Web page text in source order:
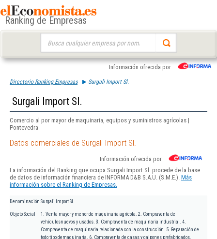
Ranking de Empresas
Información ofrecida por
Directorio Ranking Empresas Surgali Import Sl.
Surgali Import Sl.
Comercio al por mayor de maquinaria, equipos y suministros agrícolas |
Pontevedra
Datos comerciales de Surgali Import Sl.
Información ofrecida por
La información del Ranking que ocupa Surgali Import Sl. procede de la base
de datos de información financiera de INFORMA D&B S.A.U. (S.M.E.). Más
información sobre el Ranking de Empresas.
Denominación Surgali Import Sl.
Objeto Social
1. Venta mayor y menor de maquinaria agrícola. 2. Compraventa de
vehículosnuevos y usados. 3. Compraventa de maquinaria industrial. 4.
Compraventa de maquinaria relacionada con la construcción. 5. Reparación de
todo tipo demaquinaria. 6. Compraventa de casas y galpones prefabricados.